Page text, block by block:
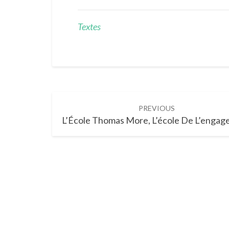
Textes
navigation
PREVIOUS
L’École Thomas More, L’école De